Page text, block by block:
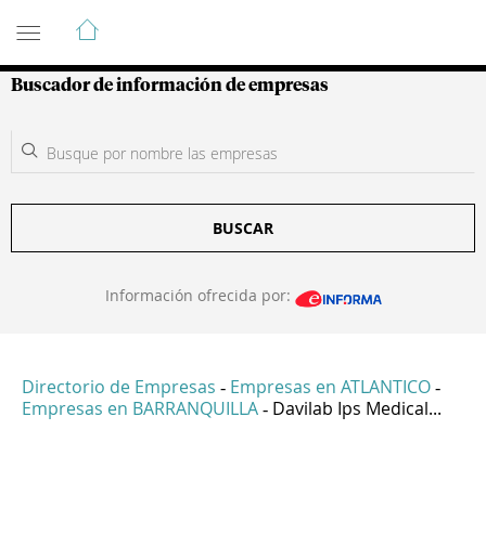
Guía de Empresas Colombianas
Buscador de información de empresas
BUSCAR
Información ofrecida por:
Directorio de Empresas - Empresas en ATLANTICO -
Empresas en BARRANQUILLA - Davilab Ips Medical...